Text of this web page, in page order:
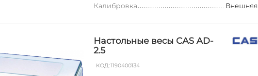
Калибровка Внешняя
Настольные весы CAS AD-
2.5
КОД:1190400134